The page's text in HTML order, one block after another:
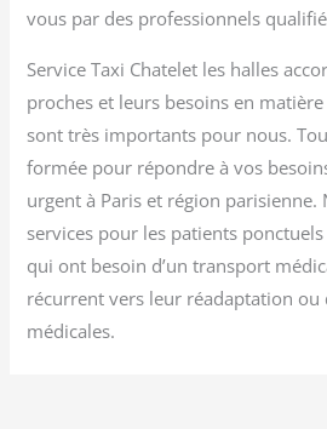
vous par des professionnels
Service Taxi Chatelet les halles
proches et leurs besoins en
sont très importants pour nous.
formée pour répondre à vos
urgent à Paris et région parisienne.
services pour les patients
qui ont besoin d’un transport
récurrent vers leur réadaptation ou
médicales.